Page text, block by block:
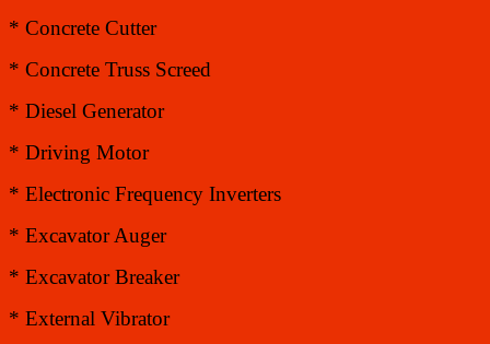
* Concrete Cutter
* Concrete Truss Screed
* Diesel Generator
* Driving Motor
* Electronic Frequency Inverters
* Excavator Auger
* Excavator Breaker
* External Vibrator